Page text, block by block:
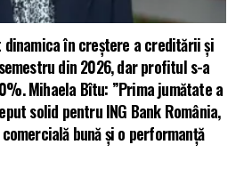
dinamica în creștere a creditării și
din 2026, dar profitul s-a
Mihaela Bîtu: ”Prima jumătate a
solid pentru ING Bank România,
bună și o performanță